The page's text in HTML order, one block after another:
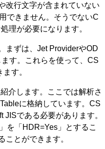
改行文字が含まれていない
できません。そうでないC
理が必要になります。
まずは、Jet ProviderやOD
す。これらを使って、CS
す。
介します。ここでは解析さ
に格納しています。CS
である必要があります。
を「HDR=Yes」とするこ
ことができます。